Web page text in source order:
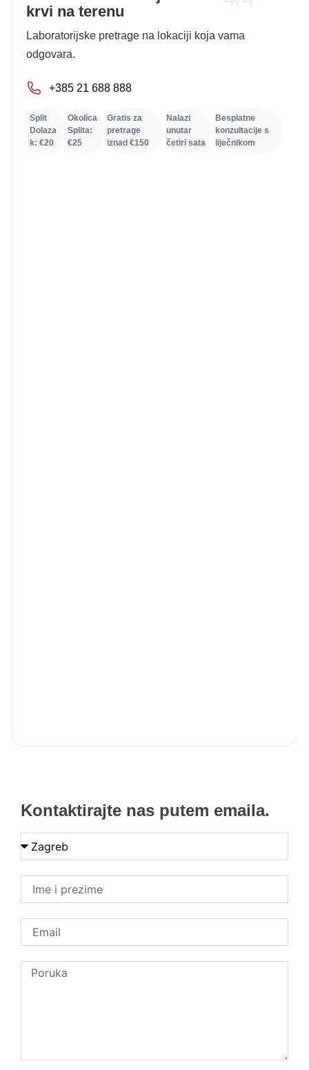
krvi na terenu
Laboratorijske pretrage na lokaciji koja vama
odgovara.
+385 21 688 888
Split
Dolaza
k: €20
Okolica
Splita:
€25
Gratis za
pretrage
iznad €150
Nalazi
unutar
četiri sata
Besplatne
konzultacije s
liječnikom
Kontaktirajte nas putem emaila.